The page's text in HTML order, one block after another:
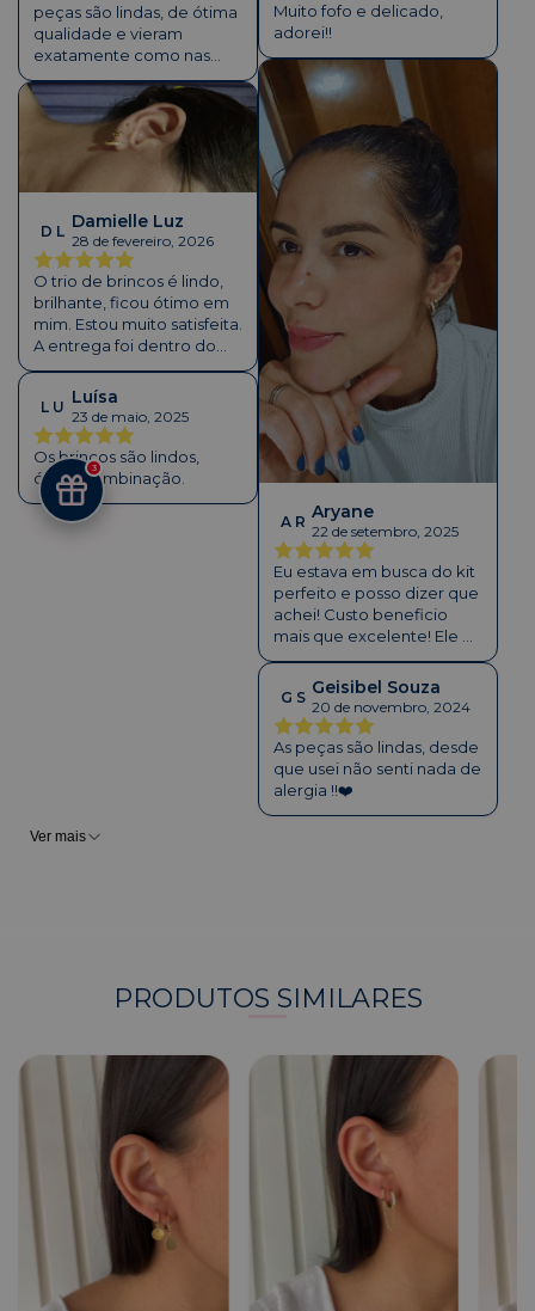
peças são lindas, de ótima
qualidade e vieram
exatamente como nas
fotos. O acabamento é
impecável e a caixinha é
simplesmente um charme.
Dá para ver o carinho em
Recomendo muito!
D L Damielle Luz
28 de fevereiro, 2026
O trio de brincos é lindo,
brilhante, ficou ótimo em
mim. Estou muito satisfeita.
A entrega foi dentro do
prazo e amei o capricho
da loja com a embalagem.
Super recomendo. Com
certeza vou adquirir mais
peças logo.
L U Luísa
23 de maio, 2025
Os brincos são lindos,
ótima combinação.
Muito fofo e delicado,
adorei!!
A R Aryane
22 de setembro, 2025
Eu estava em busca do kit
perfeito e posso dizer que
achei! Custo beneficio
mais que excelente! Ele é
lindo demais ao vivo,
qualidade, tamanho, tudo
combina! Recomendo
demais e pretendo
compras outras peças da
loja, amei
G S Geisibel Souza
20 de novembro, 2024
As peças são lindas, desde
que usei não senti nada de
alergia !!❤️
Ver mais
PRODUTOS SIMILARES
3